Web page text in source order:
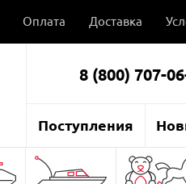
Оплата Доставка
8 (800) 707-
Поступления